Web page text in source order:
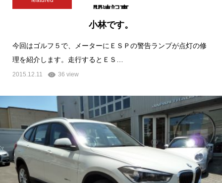
関連記事
小林です。
今回はゴルフ５で、メーターにＥＳＰの警告ランプが点灯の修
理を紹介します。走行するとＥＳ…
2015.12.11 36 view